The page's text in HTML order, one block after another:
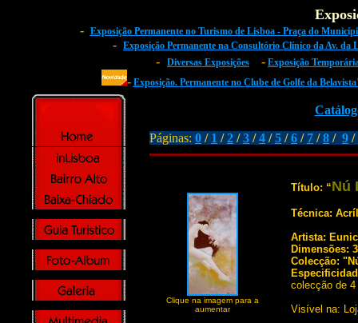
- Exposição Permanente no Turismo de Lisboa - Praça do
- Exposição Permanente na Consultório Clínico da Av. da
- Diversas Exposições - Exposição
- Exposição. Permanente no Clube de Golfe da
Páginas: 0 / 1 /2 /3 /4 /5 /6 / 7 /8 / 9 /
Clique na imagem para a
aumentar
Título: “Nú I
Técnica:
Artista:
Dimensões:
Colecção:
colecção de
Visível na: